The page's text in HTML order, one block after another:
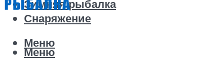
Зимняя рыбалка
Снаряжение
Меню
Меню